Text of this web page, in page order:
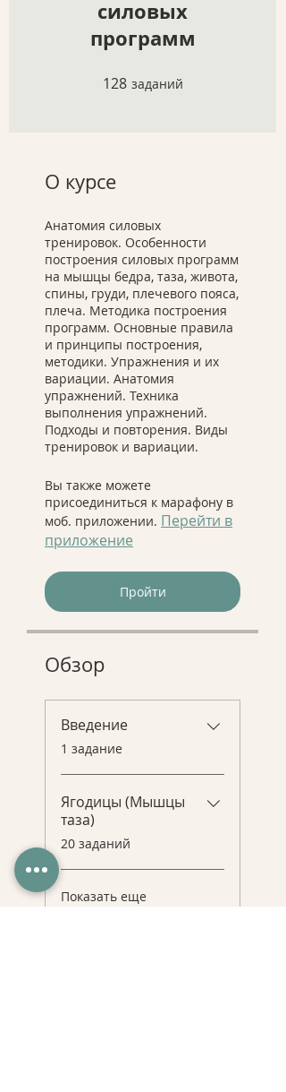
силовых
программ
128 заданий
О курсе
Анатомия силовых
тренировок. Особенности
построения силовых программ
на мышцы бедра, таза, живота,
спины, груди, плечевого пояса,
плеча. Методика построения
программ. Основные правила
и принципы построения,
методики. Упражнения и их
вариации. Анатомия
упражнений. Техника
выполнения упражнений.
Подходы и повторения. Виды
тренировок и вариации.
Вы также можете
присоединиться к марафону в
моб. приложении. Перейти в
приложение
Пройти
Обзор
Введение
.1 задание
Ягодицы (Мышцы
таза)
.
20 заданий
Показать еще